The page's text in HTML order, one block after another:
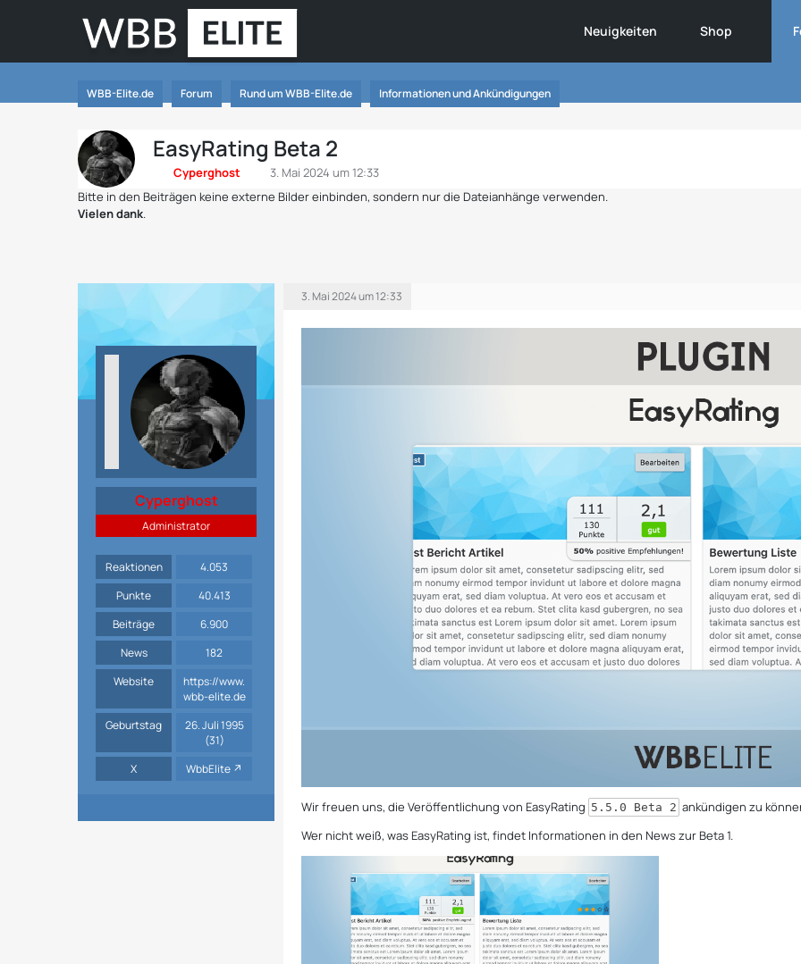
Neuigkeiten Shop
WBB-Elite.de Forum Rund um WBB-Elite.de Informationen und Ankündigungen
EasyRating Beta 2
Cyperghost
3. Mai 2024 um 12:33
Bitte in den Beiträgen keine externe Bilder einbinden, sondern nur die Dateianhänge verwenden.
Vielen dank.
Cyperghost
Administrator
Reaktionen
4.053
Punkte
40.413
Beiträge
6.900
News
182
Website
https://www.
wbb-elite.de
Geburtstag
26. Juli 1995
(31)
X
WbbElite
3. Mai 2024 um 12:33
Wir freuen uns, die Veröffentlichung von EasyRating 5.5.0 Beta 2 ankündigen zu
Wer nicht weiß, was EasyRating ist, findet Informationen in den News zur Beta 1.